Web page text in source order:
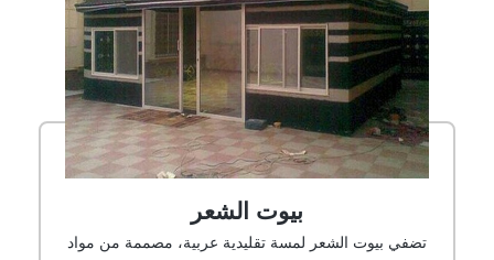
بيوت الشعر
تضفي بيوت الشعر لمسة تقليدية عربية، مصممة من مواد